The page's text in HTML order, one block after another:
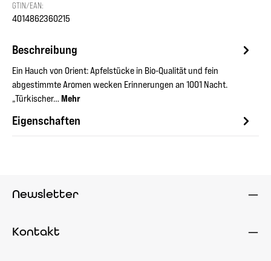
GTIN/EAN:
4014862360215
Beschreibung
Ein Hauch von Orient: Apfelstücke in Bio-Qualität und fein
abgestimmte Aromen wecken Erinnerungen an 1001 Nacht.
„Türkischer… Mehr
Eigenschaften
Newsletter
Kontakt